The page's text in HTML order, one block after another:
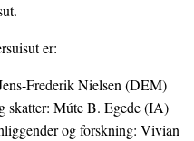
er:
Frederik Nielsen (DEM)
skatter: Múte B. Egede (IA)
og forskning: Vivian